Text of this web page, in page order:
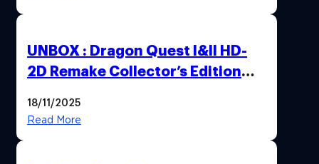
UNBOX : Dragon Quest I&II HD-
2D Remake Collector’s Edition
ที่ควรค่าแก่การสะสม !
18/11/2025
Read More